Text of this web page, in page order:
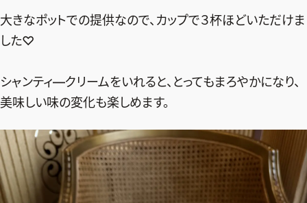
大きなポットでの提供なので、カップで３杯ほどいただけま
した♡
シャンティ―クリームをいれると、とってもまろやかになり、
美味しい味の変化も楽しめます。